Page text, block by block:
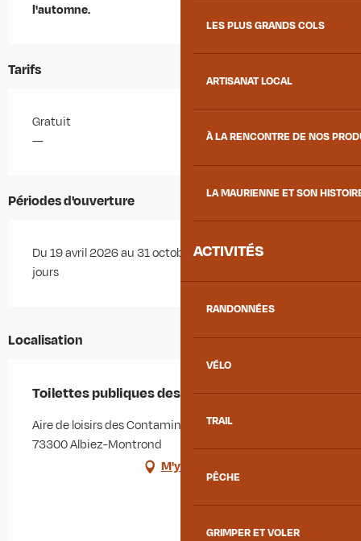
LES PLUS GRANDS COLS
ARTISANAT LOCAL
À LA RENCONTRE DE NOS
LA MAURIENNE ET SON
ACTIVITÉS
RANDONNÉES
VÉLO
TRAIL
PÊCHE
GRIMPER ET VOLER
l'automne.
Tarifs
Gratuit
—
Périodes d'ouverture
Du 19 avril 2026 au 31 octobre 2026 - Ouvert tous les
jours
Localisation
Toilettes publiques des Contamines
Aire de loisirs des Contamines, 214 route de l'Opinel,
73300 Albiez-Montrond
M'y rendre